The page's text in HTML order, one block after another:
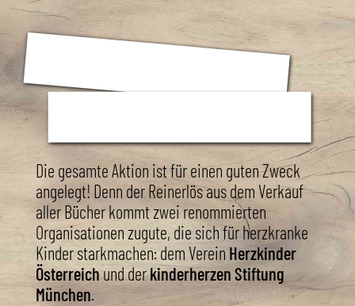
Die gesamte Aktion ist für einen guten Zweck
angelegt! Denn der Reinerlös aus dem Verkauf
aller Bücher kommt zwei renommierten
Organisationen zugute, die sich für herzkranke
Kinder starkmachen: dem VereinHerzkinder
Österreichund derkinderherzen Stiftung
München.